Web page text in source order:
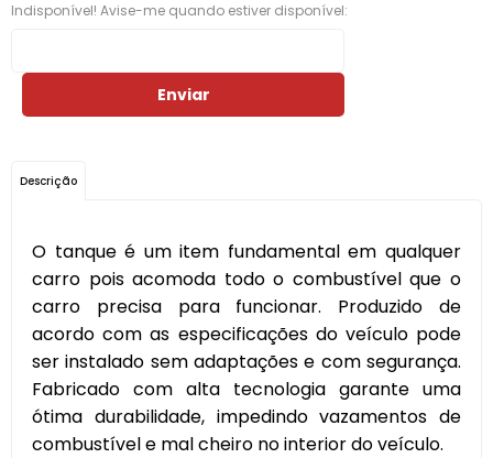
Indisponível! Avise-me quando estiver disponível:
Enviar
Descrição
O tanque é um item fundamental em qualquer
carro pois acomoda todo o combustível que o
carro precisa para funcionar. Produzido de
acordo com as especificações do veículo pode
ser instalado sem adaptações e com segurança.
Fabricado com alta tecnologia garante uma
ótima durabilidade, impedindo vazamentos de
combustível e mal cheiro no interior do veículo.